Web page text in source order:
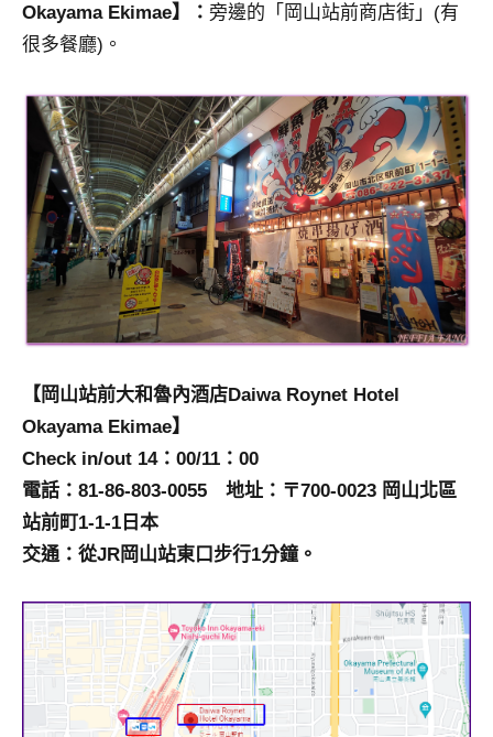
Okayama Ekimae】： 旁邊的「岡山站前商店街」(有
很多餐廳)。
【岡山站前大和魯內酒店Daiwa Roynet Hotel
Okayama Ekimae】
Check in/out 14：00/11：00
電話：81-86-803-0055 地址：〒700-0023 岡山北區
站前町1-1-1日本
交通：從JR岡山站東口步行1分鐘。